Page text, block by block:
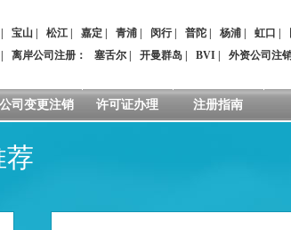
宝山 松江 嘉定 青浦 闵行| 普陀 杨浦 虹口
离岸公司注册 ： 塞舌尔 开曼群岛 BVI 外资公司注
公司变更注销 许可证办理 注册指南
荐